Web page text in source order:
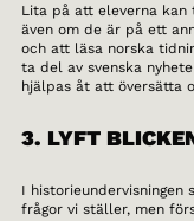
Lita på att eleverna kan
även om de är på ett
och att läsa norska
ta del av svenska
hjälpas åt att översätta
3. LYFT
I
frågor vi ställer, men